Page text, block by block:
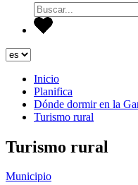
Inicio
Planifica
Dónde dormir en la
Turismo rural
Turismo rural
Municipio